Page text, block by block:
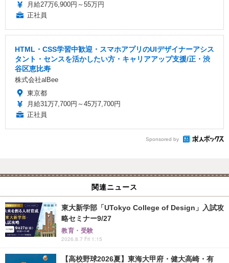
月給27万6,900円～55万円
正社員
HTML・CSS学習中歓迎・スマホアプリのUIデザイナーアシス
タント・センスを活かしたい方・キャリアアップ支援/正・渋
谷区恵比寿
株式会社alBee
東京都
月給31万7,700円～45万7,700円
正社員
Sponsored by
関連ニュース
東大新学部「UTokyo College of Design」入試攻
略セミナー9/27
教育・受験
2026.8.7 Fri 1:15
【高校野球2026夏】東海大甲府・健大高崎・有